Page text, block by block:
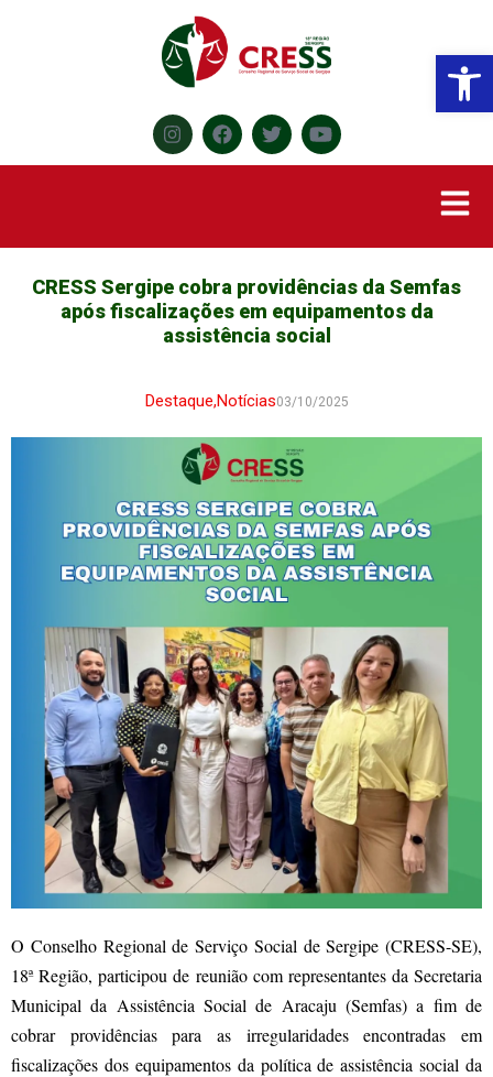
CRESS Sergipe cobra providências da Semfas
após fiscalizações em equipamentos da
assistência social
Destaque,Notícias03/10/2025
O Conselho Regional de Serviço Social de Sergipe (CRESS-SE),
18ª Região, participou de reunião com representantes da Secretaria
Municipal da Assistência Social de Aracaju (Semfas) a fim de
cobrar providências para as irregularidades encontradas em
fiscalizações dos equipamentos da política de assistência social da